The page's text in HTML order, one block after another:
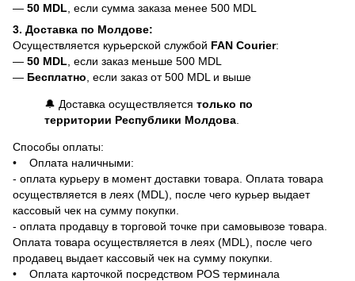
— 50 MDL , если сумма заказа менее 500 MDL
3. Доставка по Молдове:
Осуществляется курьерской службой FAN Courier:
— 50 MDL , если заказ меньше 500 MDL
— Бесплатно , если заказ от 500 MDL и выше
🔔 Доставка осуществляется только по
территории Республики Молдова
Способы оплаты:
• Оплата наличными:
- оплата курьеру в момент доставки товара. Оплата товара
осуществляется в леях (MDL), после чего курьер выдает
кассовый чек на сумму покупки.
- оплата продавцу в торговой точке при самовывозе товара.
Оплата товара осуществляется в леях (MDL), после чего
продавец выдает кассовый чек на сумму покупки.
• Оплата карточкой посредством POS терминала